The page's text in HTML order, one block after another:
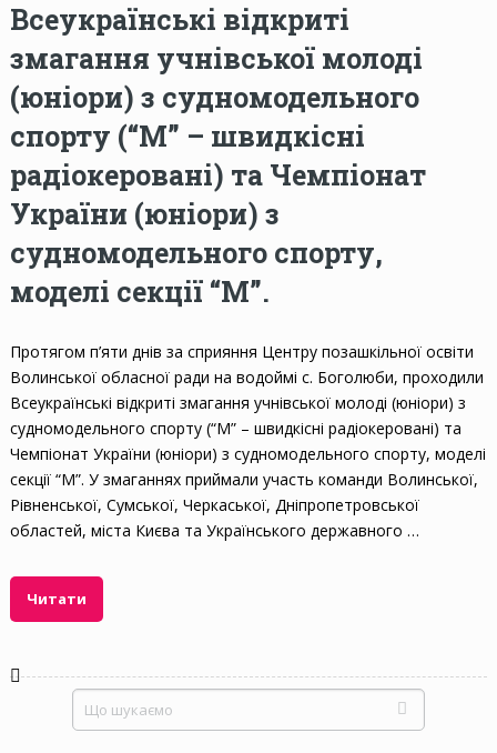
Всеукраїнські відкриті
змагання учнівської молоді
(юніори) з судномодельного
спорту (“M” – швидкісні
радіокеровані) та Чемпіонат
України (юніори) з
судномодельного спорту,
моделі секції “М”.
Протягом п’яти днів за сприяння Центру позашкільної освіти
Волинської обласної ради на водоймі с. Боголюби, проходили
Всеукраїнські відкриті змагання учнівської молоді (юніори) з
судномодельного спорту (“M” – швидкісні радіокеровані) та
Чемпіонат України (юніори) з судномодельного спорту, моделі
секції “М”. У змаганнях приймали участь команди Волинської,
Рівненської, Сумської, Черкаської, Дніпропетровської
областей, міста Києва та Українського державного …
Читати